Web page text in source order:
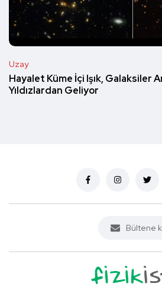
Uzay
Hayalet Küme İçi Işık, Galaksiler
Yıldızlardan Geliyor